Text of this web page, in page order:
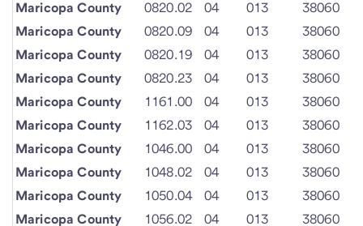
Maricopa County
0820.02 04 013
38060
Maricopa County
0820.09 04 013
38060
Maricopa County
0820.19 04 013
38060
Maricopa County
0820.23 04 013
38060
Maricopa County
1161.00 04 013
38060
Maricopa County
1162.03 04 013
38060
Maricopa County
1046.00 04 013
38060
Maricopa County
1048.02 04 013
38060
Maricopa County
1050.04 04 013
38060
Maricopa County
1056.02 04 013
38060